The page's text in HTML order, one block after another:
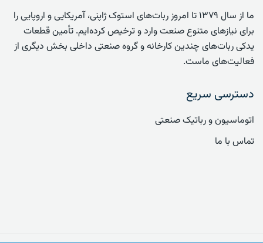
ما از سال ۱۳۷۹ تا امروز ربات‌های استوک ژاپنی، آمریکایی و اروپایی را
برای نیازهای متنوع صنعت وارد و ترخیص کرده‌ایم. تأمین قطعات
یدکی ربات‌های چندین کارخانه و گروه صنعتی داخلی بخش دیگری از
فعالیت‌های ماست.
دسترسی سریع
اتوماسیون و رباتیک صنعتی
تماس با ما